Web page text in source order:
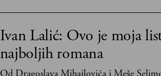
Ivan Lalić: Ovo je moja
najboljih romana